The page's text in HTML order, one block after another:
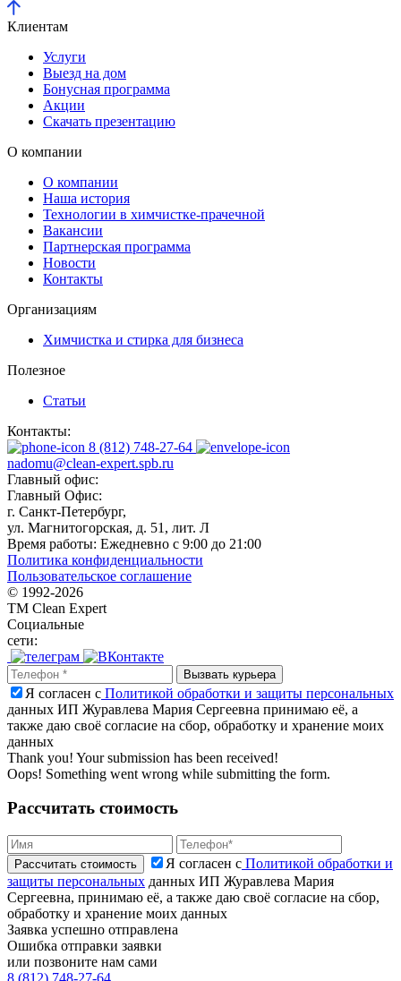
Клиентам
Услуги
Выезд на дом
Бонусная программа
Акции
Скачать презентацию
О компании
О компании
Наша история
Технологии в химчистке-прачечной
Вакансии
Партнерская программа
Новости
Контакты
Организациям
Химчистка и стирка для бизнеса
Полезное
Статьи
Контакты:
8 (812) 748-27-64
nadomu@clean-expert.spb.ru
Главный офис:
Главный Офис:
г. Санкт-Петербург,
ул. Магнитогорская, д. 51, лит. Л
Время работы: Ежедневно с 9:00 до 21:00
Политика конфиденциальности
Пользовательское соглашение
© 1992-2026
TM Clean Expert
Социальные
сети:
Я согласен с Политикой обработки и защиты персональных
данных ИП Журавлева Мария Сергеевна принимаю её, а
также даю своё согласие на сбор, обработку и хранение моих
данных
Thank you! Your submission has been received!
Oops! Something went wrong while submitting the form.
Рассчитать стоимость
Я согласен с Политикой обработки и
защиты персональных данных ИП Журавлева Мария
Сергеевна, принимаю её, а также даю своё согласие на сбор,
обработку и хранение моих данных
Заявка успешно отправлена
Ошибка отправки заявки
или позвоните нам сами
8 (812) 748-27-64